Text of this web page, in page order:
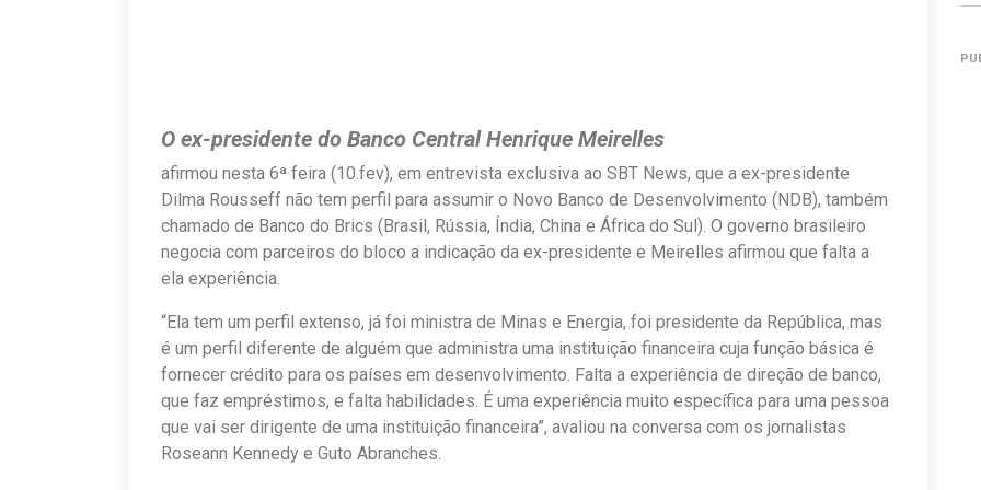
O ex-presidente do Banco Central Henrique Meirelles
afirmou nesta 6ª feira (10.fev), em entrevista exclusiva ao SBT News, que a ex-presidente
Dilma Rousseff não tem perfil para assumir o Novo Banco de Desenvolvimento (NDB), também
chamado de Banco do Brics (Brasil, Rússia, Índia, China e África do Sul). O governo brasileiro
negocia com parceiros do bloco a indicação da ex-presidente e Meirelles afirmou que falta a
ela experiência.
“Ela tem um perfil extenso, já foi ministra de Minas e Energia, foi presidente da República, mas
é um perfil diferente de alguém que administra uma instituição financeira cuja função básica é
fornecer crédito para os países em desenvolvimento. Falta a experiência de direção de banco,
que faz empréstimos, e falta habilidades. É uma experiência muito específica para uma pessoa
que vai ser dirigente de uma instituição financeira”, avaliou na conversa com os jornalistas
Roseann Kennedy e Guto Abranches.